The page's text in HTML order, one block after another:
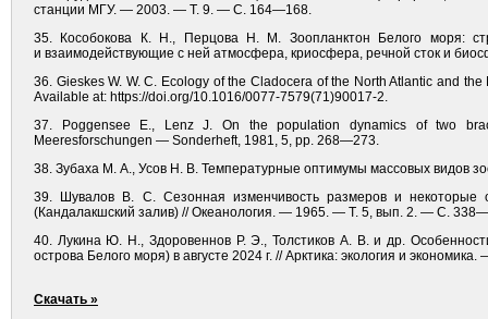
станции МГУ. — 2003. — Т. 9. — С. 164—168.
35. Кособокова К. Н., Перцова Н. М. Зоопланктон Белого моря:
и взаимодействующие с ней атмосфера, криосфера, речной сток и
36. Gieskes W. W. C. Ecology of the Cladocera of the North Atlantic and
Available at: https://doi.org/10.1016/0077-7579(71)90017-2.
37. Poggensee E., Lenz J. On the population dynamics of two
Meeresforschungen — Sonderheft, 1981, 5, pp. 268—273.
38. Зубаха М. А., Усов Н. В. Температурные оптимумы массовых
39. Шувалов В. С. Сезонная изменчивость размеров и
(Кандалакшский залив) // Океанология. — 1965. — Т. 5, вып. 2. — С.
40. Лукина Ю. Н., Здоровеннов Р. Э., Толстиков А. В. и др.
острова Белого моря) в августе 2024 г. // Арктика: экология и
Скачать »